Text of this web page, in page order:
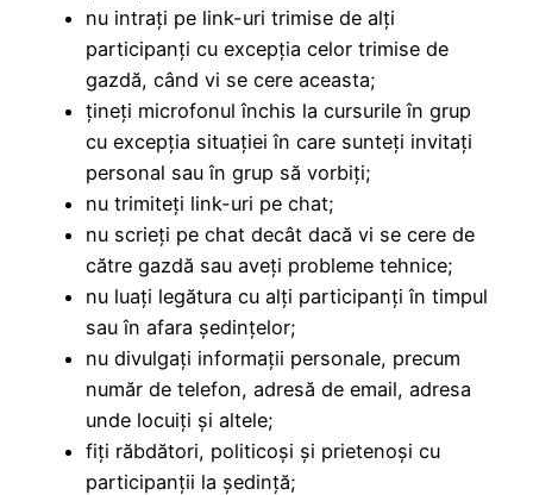
nu intrați pe link-uri trimise de alți
participanți cu excepția celor trimise de
gazdă, când vi se cere aceasta;
țineți microfonul închis la cursurile în grup
cu excepția situației în care sunteți invitați
personal sau în grup să vorbiți;
nu trimiteți link-uri pe chat;
nu scrieți pe chat decât dacă vi se cere de
către gazdă sau aveți probleme tehnice;
nu luați legătura cu alți participanți în timpul
sau în afara ședințelor;
nu divulgați informații personale, precum
număr de telefon, adresă de email, adresa
unde locuiți și altele;
fiți răbdători, politicoși și prietenoși cu
participanții la ședință;